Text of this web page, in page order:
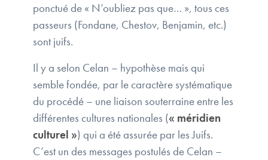
ponctué de « N’oubliez pas que… », tous ces
passeurs (Fondane, Chestov, Benjamin, etc.)
sont juifs.
Il y a selon Celan – hypothèse mais qui
semble fondée, par le caractère systématique
du procédé – une liaison souterraine entre les
différentes cultures nationales (« méridien
culturel ») qui a été assurée par les Juifs.
C’est un des messages postulés de Celan –